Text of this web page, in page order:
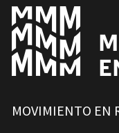
MOVIMIENTO EN